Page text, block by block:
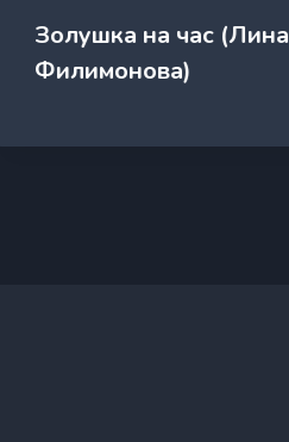
Золушка на час (Лина
Филимонова)